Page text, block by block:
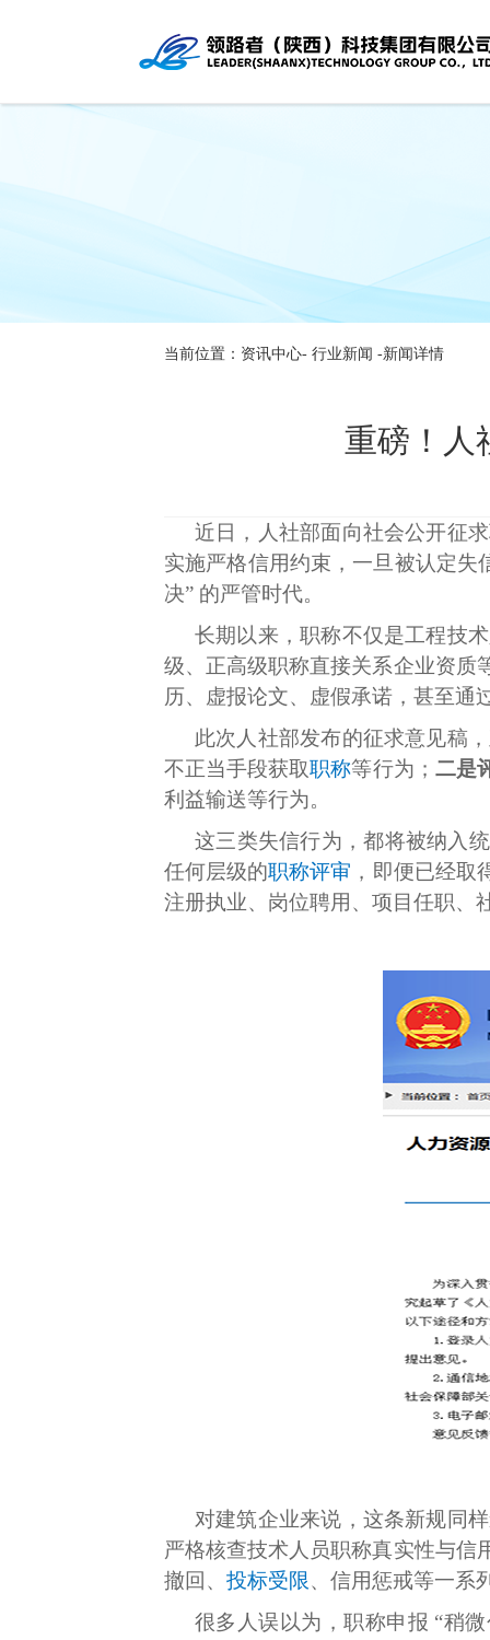
当前位置：资讯中心- 行业新闻 -新闻详情
重磅！人
近日，人社部面向社会公开征
实施严格信用约束，一旦被认定失
决” 的严管时代。
长期以来，职称不仅是工程技
级、正高级职称直接关系企业资质
历、虚报论文、虚假承诺，甚至通
此次人社部发布的征求意见稿
不正当手段获取职称等行为； 二是
利益输送等行为。
这三类失信行为，都将被纳入
任何层级的职称评审 ，即便已经
注册执业、岗位聘用、项目任职、
对建筑企业来说，这条新规同
严格核查技术人员职称真实性与信
撤回、 投标受限、信用惩戒等一系
很多人误以为，职称申报 “稍